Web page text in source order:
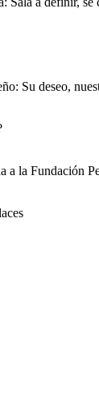
Su deseo,
a la Fundación